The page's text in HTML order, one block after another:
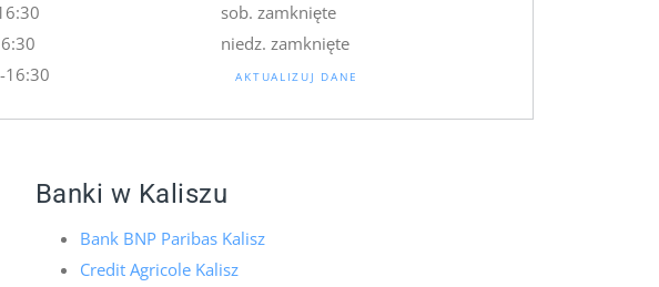
16:30
sob. zamknięte
niedz. zamknięte
AKTUALIZUJ DANE
Banki w Kaliszu
Bank BNP Paribas Kalisz
Credit Agricole Kalisz